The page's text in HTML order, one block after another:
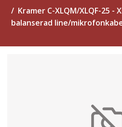
Kramer C-XLQM/XLQF-25 -
balanserad line/